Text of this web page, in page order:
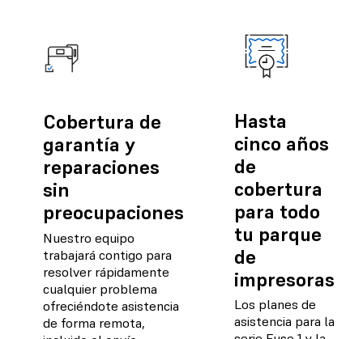
Cobertura de
garantía y
reparaciones
sin
preocupaciones
Nuestro equipo
trabajará contigo para
resolver rápidamente
cualquier problema
ofreciéndote asistencia
de forma remota,
Hasta
cinco años
de
cobertura
para todo
tu parque
de
impresoras
Los planes de
asistencia para la